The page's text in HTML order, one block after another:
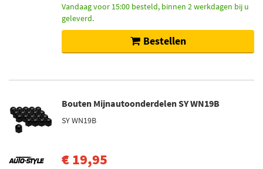
Vandaag voor 15:00 besteld, binnen 2 werkdagen bij u
geleverd.
Bestellen
Bouten Mijnautoonderdelen SY WN19B
SY WN19B
€ 19,95